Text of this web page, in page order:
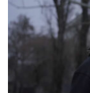
бути
причетний
до
атаки
на
волонтера,
евакуйовував